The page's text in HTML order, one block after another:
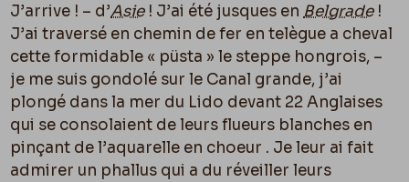
J’arrive ! – d’Asie! J’ai été jusques en Belgrade!
J’ai traversé en chemin de fer en telègue a cheval
cette formidable « püsta » le steppe hongrois, –
je me suis gondolé sur le Canal grande, j’ai
plongé dans la mer du Lido devant 22 Anglaises
qui se consolaient de leurs flueurs blanches en
pinçant de l’aquarelle en choeur . Je leur ai fait
admirer un phallus qui a du réveiller leurs